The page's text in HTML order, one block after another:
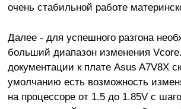
очень стабильной работе
Далее - для успешного разгона
больший диапазон изменения
документации к плате Asus A7V8X
умолчанию есть возможность
на процессоре от 1.5 до 1.85V с